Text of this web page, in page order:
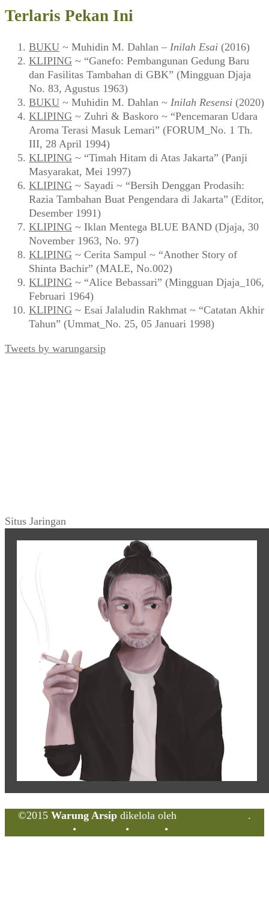
Terlaris Pekan Ini
BUKU ~ Muhidin M. Dahlan – Inilah Esai (2016)
KLIPING ~ “Ganefo: Pembangunan Gedung Baru
dan Fasilitas Tambahan di GBK” (Mingguan Djaja
No. 83, Agustus 1963)
BUKU ~ Muhidin M. Dahlan ~ Inilah Resensi (2020)
KLIPING ~ Zuhri & Baskoro ~ “Pencemaran Udara
Aroma Terasi Masuk Lemari” (FORUM_No. 1 Th.
III, 28 April 1994)
KLIPING ~ “Timah Hitam di Atas Jakarta” (Panji
Masyarakat, Mei 1997)
KLIPING ~ Sayadi ~ “Bersih Denggan Prodasih:
Razia Tambahan Buat Pengendara di Jakarta” (Editor,
Desember 1991)
KLIPING ~ Iklan Mentega BLUE BAND (Djaja, 30
November 1963, No. 97)
KLIPING ~ Cerita Sampul ~ “Another Story of
Shinta Bachir” (MALE, No.002)
KLIPING ~ “Alice Bebassari” (Mingguan Djaja_106,
Februari 1964)
KLIPING ~ Esai Jalaludin Rakhmat ~ “Catatan Akhir
Tahun” (Ummat_No. 25, 05 Januari 1998)
Tweets by warungarsip
Situs Jaringan
©2015 Warung Arsip dikelola oleh
.
• • •